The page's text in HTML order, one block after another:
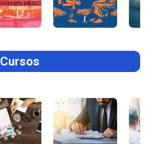
Cursos